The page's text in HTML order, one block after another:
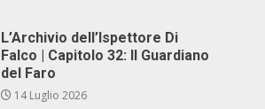
L’Archivio dell’Ispettore Di
Falco | Capitolo 32: Il Guardiano
del Faro
14 Luglio 2026